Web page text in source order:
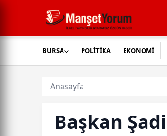
BURSA POLİTİKA EKONOMİ
Anasayfa
Başkan